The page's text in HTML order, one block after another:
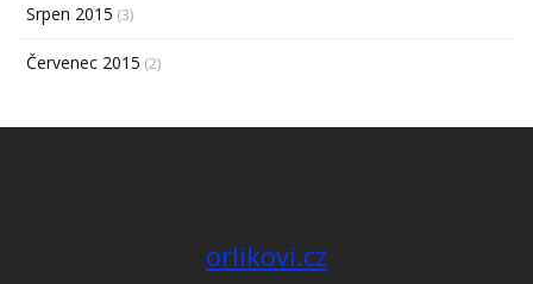
Srpen 2015 (3)
Červenec 2015 (2)
orlikovi.cz